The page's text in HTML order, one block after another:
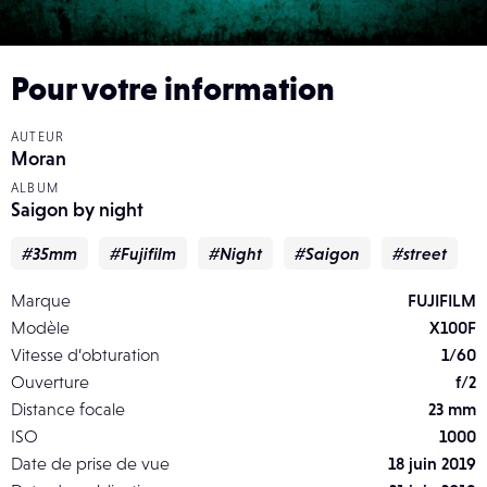
Pour votre information
AUTEUR
Moran
ALBUM
Saigon by night
#35mm #Fujifilm #Night #Saigon #street
Marque
FUJIFILM
Modèle
X100F
Vitesse d’obturation
1/60
Ouverture
f/2
Distance focale
23 mm
ISO
1000
Date de prise de vue
18 juin 2019